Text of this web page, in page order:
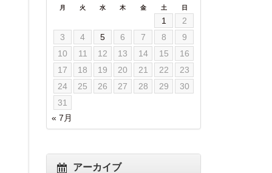
月 火 水 木 金 土 日
1
2
3
4 5 6 7 8
9
10
11 12 13 14 15
16
17
18 19 20 21 22
23
24
25 26 27 28 29
30
31
« 7月
アーカイブ